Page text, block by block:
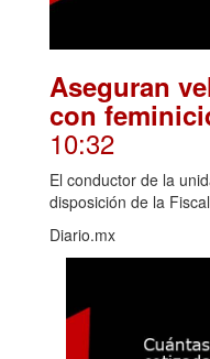
Aseguran
con
10:32
El conductor de la
disposición de la
Diario.mx